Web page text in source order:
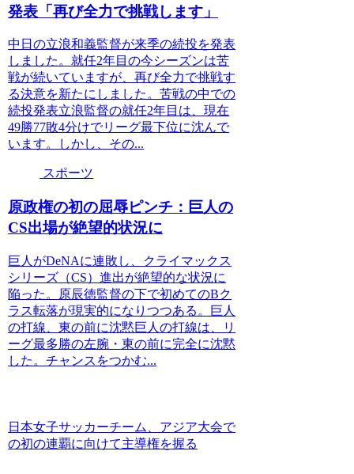
発表「再び全力で挑戦します」
中日の立浪和義監督が来季の続投を発表
しました。就任2年目の今シーズンは苦
戦が続いていますが、再び全力で挑戦す
る決意を新たにしました。苦戦の中での
続投発表立浪監督の就任2年目は、現在
49勝77敗4分けでリーグ最下位に沈んで
います。しかし、その...
スポーツ
原政権の初の屈辱ピンチ：巨人の
CS出場が絶望的状況に
巨人がDeNAに連敗し、クライマックス
シリーズ（CS）進出が絶望的な状況に
陥った。原辰徳監督の下で初めてのBク
ラス転落が現実的になりつつある。巨人
の打線、東の前に沈黙巨人の打線は、リ
ーグ最多勝の左腕・東の前に完全に沈黙
した。チャンスをつかむ...
日本女子サッカーチーム、アジア大会で
の初の連覇に向けて主導権を握る